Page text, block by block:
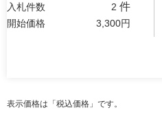
入札件数 2 件
開始価格 3,300円
表示価格は「税込価格」です。